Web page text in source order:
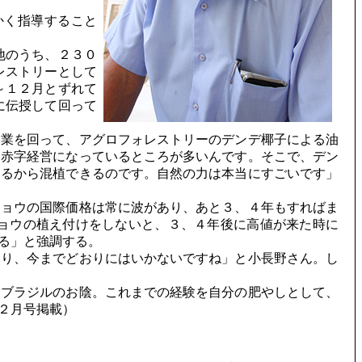
指導すること
うち、２３０
トリーとして
２月とずれて
授して回って
回って、アグロフォレストリーのデンデ椰子による油
字経営になっているところが多いんです。そこで、デン
ら混植できるのです。自然の力は本当にすごいです」
の国際価格は常に波があり、あと３、４年もすればま
の植え付けをしないと、３、４年後に高値が来た時に
」と強調する。
今までどおりにはいかないですね」と小長野さん。し
ジルのお陰。これまでの経験を自分の肥やしとして、
月号掲載）